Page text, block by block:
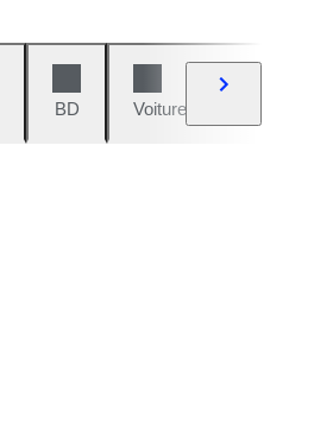
BD Voitures et motos